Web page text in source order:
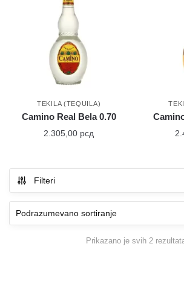
TEKILA (TEQUILA)
Camino Real Bela 0.70
2.305,00 рсд
Filteri
Prikazano je svih 2